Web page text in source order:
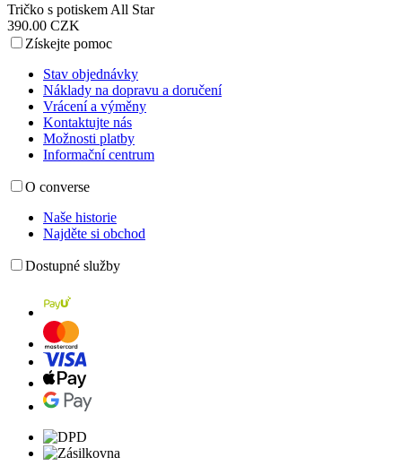
Tričko s potiskem All Star
390.00 CZK
Získejte pomoc
Stav objednávky
Náklady na dopravu a doručení
Vrácení a výměny
Kontaktujte nás
Možnosti platby
Informační centrum
O converse
Naše historie
Najděte si obchod
Dostupné služby